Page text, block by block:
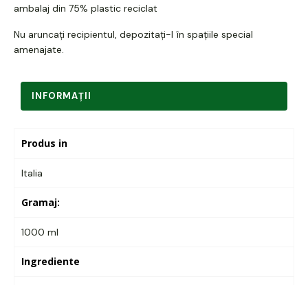
ambalaj din 75% plastic reciclat
Nu aruncați recipientul, depozitați-l în spațiile special
amenajate.
INFORMAŢII
Produs in
Italia
Gramaj:
1000 ml
Ingrediente